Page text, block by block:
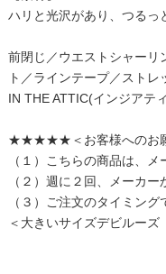
ハリと光沢があり、つるっ
前閉じ／ウエストシャーリ
ト／ラインテープ／ストレ
IN THE ATTIC(インジアテ
★★★★★＜お客様への
（１）こちらの商品は、メ
（２）週に２回、メーカー
（３）ご注文のタイミン
＜大きいサイズデビルー